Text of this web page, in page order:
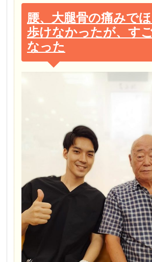
腰、大腿骨の痛みで
歩けなかったが、す
なった